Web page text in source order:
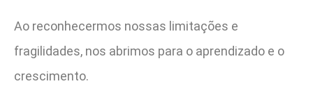
Ao reconhecermos nossas limitações e
fragilidades, nos abrimos para o aprendizado e o
crescimento.